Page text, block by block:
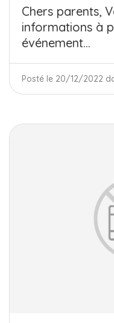
Chers parents,
informations à
événement...
Posté le 20/12/2022